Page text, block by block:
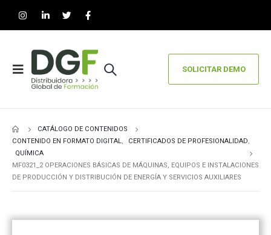
SOLICITAR DEMO
CATÁLOGO DE CONTENIDOS
CONTENIDO EN FORMATO DIGITAL, CERTIFICADOS DE PROFESIONALIDAD,
QUÍMICA
MF0321_2 OPERACIONES BÁSICAS DE MÁQUINAS, EQUIPOS E INSTALACIONES
DE PRODUCCIÓN Y DISTRIBUCIÓN DE ENERGÍA Y SERVICIOS AUXILIARES